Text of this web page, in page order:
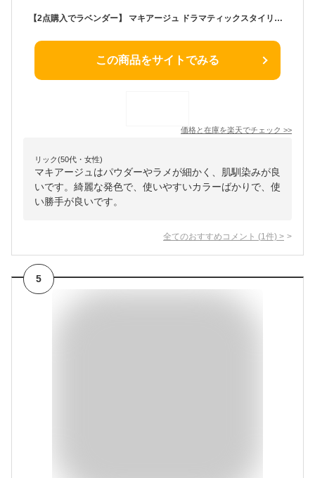
【2点購入でラベンダー】 マキアージュ ドラマティックスタイリングアイズ 【 OR303 】 4g 資生堂 [ shiseido Maquillage 化粧品 ドラマティック アイカラー アイシャドー アイシャドウ オレンジキャラメル ]【 定形外 送料無料 】
この商品をサイトでみる
価格と在庫を楽天でチェック >>
リック(50代・女性)
マキアージュはパウダーやラメが細かく、肌馴染みが良
いです。綺麗な発色で、使いやすいカラーばかりで、使
い勝手が良いです。
全てのおすすめコメント (1 件) >
5